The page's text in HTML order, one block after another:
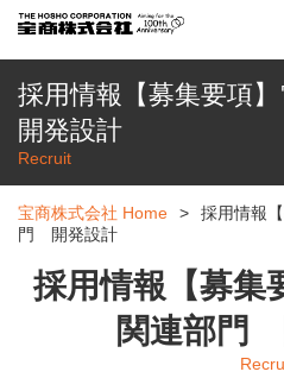
採用情報【募集要項
開発設計
Recruit
宝商株式会社 Home >
採用情報
門 開発設計
採用情報【募集
関連部門